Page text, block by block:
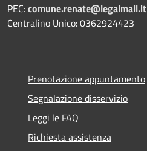
PEC:comune.renate@legalmail.it
Centralino Unico: 0362924423
Prenotazione appuntamento
Segnalazione disservizio
Leggi le FAQ
Richiesta assistenza